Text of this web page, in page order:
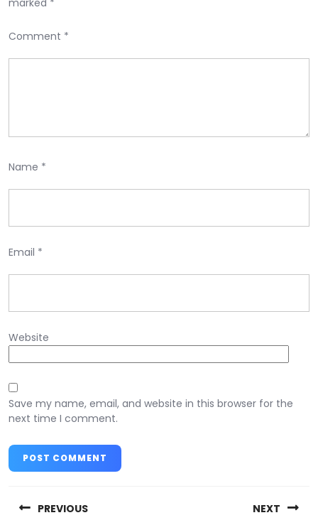
marked *
Comment *
Name *
Email *
Website
Save my name, email, and website in this browser for the
next time I comment.
navigation
PREVIOUS NEXT